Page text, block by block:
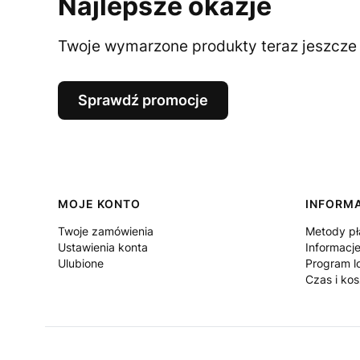
Twoje wymarzone produkty teraz
Sprawdź promocje
Linki w stopce
MOJE KONTO
Twoje zamówienia
Ustawienia konta
Ulubione
Metody
Program
Czas i